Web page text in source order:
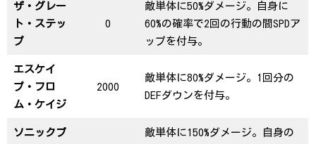
ザ・グレー
ト・ステッ
プ
0
敵単体に50%ダメージ。自身に
60%の確率で2回の行動の間SPDア
ップを付与。
エスケイ
プ・フロ
ム・ケイジ
2000
敵単体に80%ダメージ。1回分の
DEFダウンを付与。
ソニックブ
敵単体に150%ダメージ。自身の